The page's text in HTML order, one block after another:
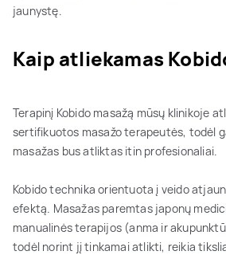
jaunystę.
Kaip atliekamas
Terapinį Kobido masažą mūsų klinikoje
sertifikuotos masažo terapeutės, todėl
masažas bus atliktas itin profesionaliai.
Kobido technika orientuota į veido
efektą. Masažas paremtas japonų
manualinės terapijos (anma ir
todėl norint jį tinkamai atlikti, reikia